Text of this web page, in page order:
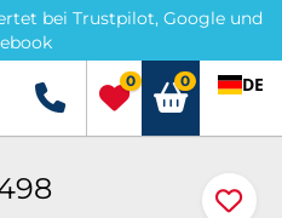
bei Trustpilot, Google und
+49 5741 3222690
0 0 DE